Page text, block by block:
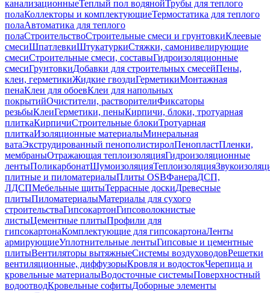
канализационныеТеплый пол водянойТрубы для теплого
полаКоллекторы и комплектующиеТермостатика для теплого
полаАвтоматика для теплого
полаСтроительствоСтроительные смеси и грунтовкиКлеевые
смесиШпатлевкиШтукатуркиСтяжки, самонивелирующие
смесиСтроительные смеси, составыГидроизоляционные
смесиГрунтовкиДобавки для строительных смесейПены,
клеи, герметикиЖидкие гвоздиГерметикиМонтажная
пенаКлеи для обоевКлеи для напольных
покрытийОчистители, растворителиФиксаторы
резьбыКлеиГерметики, пеныКирпичи, блоки, тротуарная
плиткаКирпичиСтроительные блокиТротуарная
плиткаИзоляционные материалыМинеральная
ватаЭкструдированный пенополистиролПенопластПленки,
мембраныОтражающая теплоизоляцияГидроизоляционные
лентыПоликарбонатШумоизоляцияТеплоизоляция
плитные и пиломатериалыПлиты OSBФанераДСП,
ЛДСПМебельные щитыТеррасные доскиДревесные
плитыПиломатериалыМатериалы для сухого
строительстваГипсокартонГипсоволокнистые
листыЦементные плитыПрофили для
гипсокартонаКомплектующие для гипсокартонаЛенты
армирующиеУплотнительные лентыГипсовые и цементные
плитыВентиляторы вытяжныеСистемы воздуховодовРешетки
вентиляционные, диффузорыКровля и водостокЧерепица и
кровельные материалыВодосточные системыПоверхностный
водоотводКровельные софитыДоборные элементы